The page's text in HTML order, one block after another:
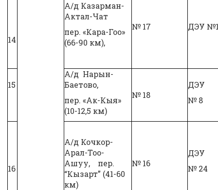
14
А/д Казарман-
Актал-Чат
пер. «Кара-Гоо»
(66-90 км),
№ 17 ДЭУ
15
А/д Нарын-
Баетово,
пер. «Ак-Кыя»
(10-12,5 км)
№ 18
ДЭУ
№ 8
16
А/д Кочкор-
Арал-Тоо-
Ашуу, пер.
“Кызарт” (41-60
км)
№ 16
ДЭУ
№ 24